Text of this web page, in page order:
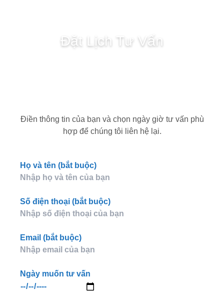
Đặt Lịch Tư Vấn
Điền thông tin của bạn và chọn ngày giờ tư vấn phù
hợp để chúng tôi liên hệ lại.
Họ và tên (bắt buộc)
Số điện thoại (bắt buộc)
Email (bắt buộc)
Ngày muốn tư vấn